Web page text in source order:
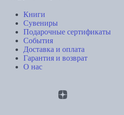
Книги
Сувениры
Подарочные сертификаты
События
Доставка и оплата
Гарантия и возврат
О нас